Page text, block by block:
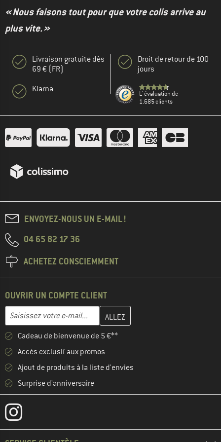
« Nous faisons tout pour que votre colis arrive au
plus vite. »
Livraison gratuite dès
69 € (FR)
Klarna
Droit de retour de 100
jours
L' évaluation de
1.685 clients
ENVOYEZ-NOUS UN E-MAIL !
04 65 82 17 36
ACHETEZ CONSCIEMMENT
OUVRIR UN COMPTE CLIENT
Adresse e-mail
Entrez votre adresse e-mail ici et créez votre compte client à la
Cadeau de bienvenue de 5 €**
Accès exclusif aux promos
Ajout de produits à la liste d'envies
Surprise d'anniversaire